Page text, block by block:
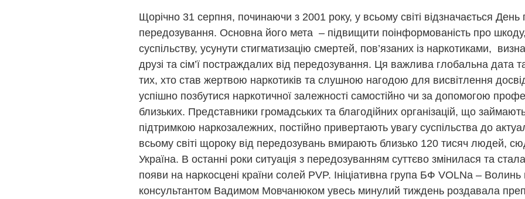
Щорічно 31 серпня, починаючи з 2001 року, у всьому світі відзначається
передозування. Основна його мета – підвищити поінформованість про
суспільству, усунути стигматизацію смертей, пов’язаних із наркотиками,
друзі та сім’ї постраждалих від передозування. Ця важлива глобальна дата
тих, хто став жертвою наркотиків та слушною нагодою для висвітлення
успішно позбутися наркотичної залежності самостійно чи за допомогою
близьких. Представники громадських та благодійних організацій, що
підтримкою наркозалежних, постійно привертають увагу суспільства до
всьому світі щороку від передозувань вмирають близько 120 тисяч людей,
Україна. В останні роки ситуація з передозуванням суттєво змінилася та
появи на наркосцені країни солей PVP. Ініціативна група БФ VOLNa – Волинь
консультантом Вадимом Мовчанюком увесь минулий тиждень роздавала